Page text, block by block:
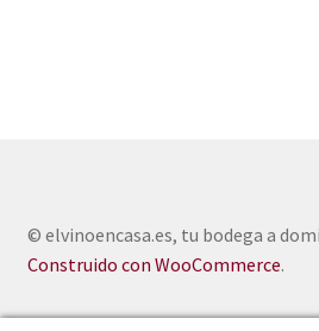
© elvinoencasa.es, tu bodega a
Construido con WooCommerce.